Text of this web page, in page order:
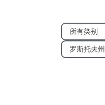
所有类别
罗斯托夫州